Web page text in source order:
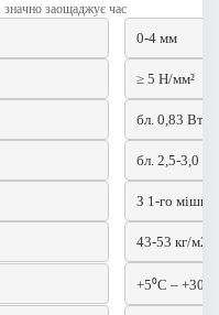
значно заощаджує час
0-4 мм
≥ 5 Н/мм²
бл. 0,83 Вт/
бл. 2,5-3,0 л/
З 1-го мішка
43-53 кг/м2
+5⁰С – +30⁰С